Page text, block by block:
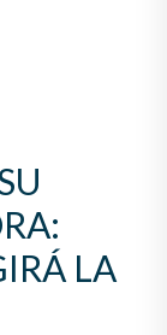
LA